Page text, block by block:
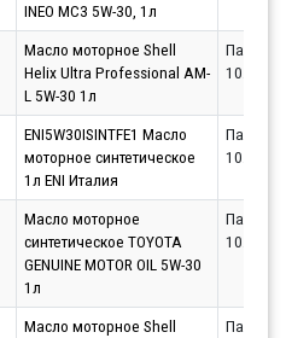
INEO MC3 5W-30, 1л
Масло моторное Shell
Helix Ultra Professional AM-
L 5W-30 1л
Партнёр
ENI5W30ISINTFE1 Масло
моторное синтетическое
1л ENI Италия
Партнёр
Масло моторное
синтетическое TOYOTA
GENUINE MOTOR OIL 5W-30
1л
Партнёр
Масло моторное Shell
Партнёр